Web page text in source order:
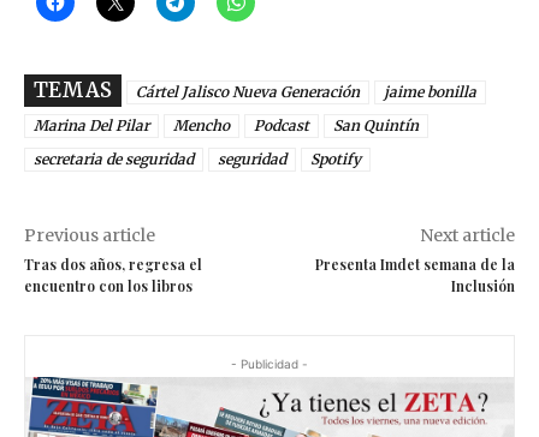
TEMAS Cártel Jalisco Nueva Generación
jaime bonilla
Marina Del Pilar
Mencho Podcast
San Quintín
secretaria de seguridad
seguridad Spotify
Previous article
Tras dos años, regresa el
encuentro con los libros
Next article
Presenta Imdet semana de la
Inclusión
- Publicidad -